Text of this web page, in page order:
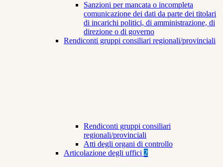
Sanzioni per mancata o incompleta
comunicazione dei dati da parte dei titolari
di incarichi politici, di amministrazione, di
direzione o di governo
Rendiconti gruppi consiliari regionali/provinciali
Rendiconti gruppi consiliari
regionali/provinciali
Atti degli organi di controllo
Articolazione degli uffici 2